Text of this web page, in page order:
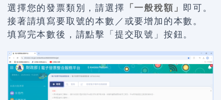
選擇您的發票類別，請選擇 「一般稅額」 即可。
接著請填寫要取號的本數／或要增加的本數。
填寫完本數後，請點擊 「提交取號」 按鈕。